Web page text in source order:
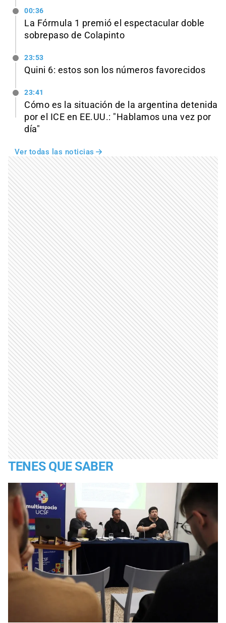
00:36
La Fórmula 1 premió el espectacular doble
sobrepaso de Colapinto
23:53
Quini 6: estos son los números favorecidos
23:41
Cómo es la situación de la argentina detenida
por el ICE en EE.UU.: "Hablamos una vez por
día"
Ver todas las noticias
TENES QUE SABER